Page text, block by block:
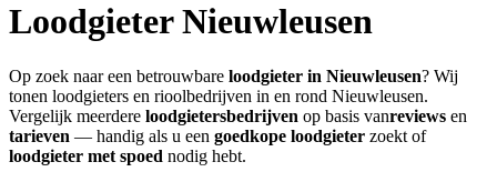
LoodgieterNieuwleusen
Op zoek naar een betrouwbare loodgieter in Nieuwleusen? Wij
tonen loodgieters en rioolbedrijven in en rond Nieuwleusen.
Vergelijk meerdere loodgietersbedrijven op basis vanreviews en
tarieven — handig als u een goedkope loodgieter zoekt of
loodgieter met spoed nodig hebt.